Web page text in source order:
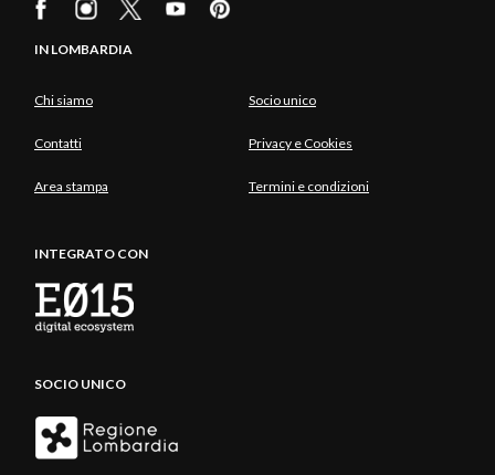
IN LOMBARDIA
Chi siamo Socio unico
Contatti Privacy e Cookies
Area stampa Termini e condizioni
INTEGRATO CON
SOCIO UNICO